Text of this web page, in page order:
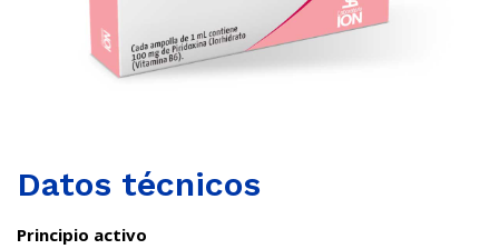
Datos técnicos
Principio activo